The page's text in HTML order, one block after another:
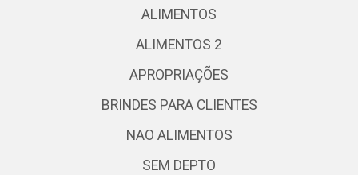
ALIMENTOS
ALIMENTOS 2
APROPRIAÇÕES
BRINDES PARA CLIENTES
NAO ALIMENTOS
SEM DEPTO